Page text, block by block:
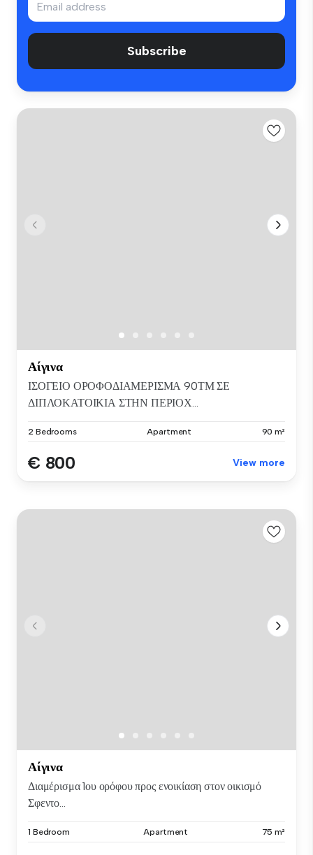
Subscribe
Αίγινα
ΙΣΟΓΕΙΟ ΟΡΟΦΟΔΙΑΜΕΡΙΣΜΑ 90ΤΜ ΣΕ
ΔΙΠΛΟΚΑΤΟΙΚΙΑ ΣΤΗΝ ΠΕΡΙΟΧ...
2 Bedrooms Apartment 90 m²
€ 800 View more
Αίγινα
Διαμέρισμα 1ου ορόφου προς ενοικίαση στον οικισμό
Σφεντο...
1 Bedroom Apartment 75 m²